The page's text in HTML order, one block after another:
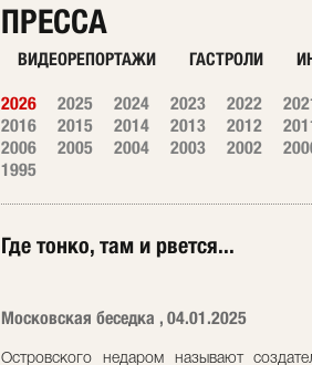
ПРЕССА
ВИДЕОРЕПОРТАЖИ ГАСТРОЛИ
2026 2025 2024 2023 2022
2016
2015 2014 2013 2012
2006
2005 2004 2003 2002
1995
Где тонко, там и рвется...
Московская беседка , 04.01.2025
Островского недаром называют